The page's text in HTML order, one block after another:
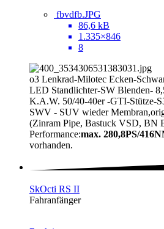
fbvdfb.JPG
86,6 kB
1.335×846
8
o3 Lenkrad-Milotec Ecken-
LED Standlichter-SW Blenden-
K.A.W. 50/40-40er -GTI-Stütze-
SWV - SUV wieder
(Zinram Pipe, Bastuck VSD, BN
Performance:max. 280,8PS/
vorhanden.
SkOcti RS II
Fahranfänger